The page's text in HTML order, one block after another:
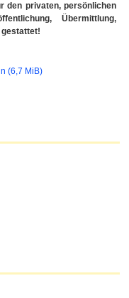
den privaten, persönlichen
Übermittlung,
gestattet!
(6,7 MiB)